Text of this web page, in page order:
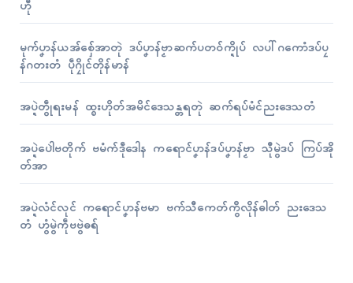
ဟီု
မုက်ပၞာန်ယအ်စှ်ေအာတုဲ ဒပ်ပၞာန်ဗၟာဆက်ပတဝ်က္ဍိုပ် လပါ်ဂကောံဒပ်ပၠ
န်ဂတးတံ ပဵုဂၠိုၚ်တိုန်မာန်
အပ္ဍဲတွဵုရးမန် ထ္ၜးဟိုတ်အမိၚ်ဒေသန္တရတုဲ ဆက်ရပ်မံၚ်ညးဒေသတံ
အပ္ဍဲပေါဲဗတိုက် ဗမံက်ဒဵုဒေါန ကရောၚ်ပၞာန်ဒပ်ပၞာန်ဗၟာ သီုမွဲဒပ် ကြပ်အို
တ်အာ
အပ္ဍဲလံၚ်လုၚ် ကရောၚ်ပၞာန်ဗမာ ဗက်သီကေတ်ကွဳလိုန်ဓါတ် ညးဒေသ
တံ ဟွံမွဲကဵုဗဗွဲဓရ်